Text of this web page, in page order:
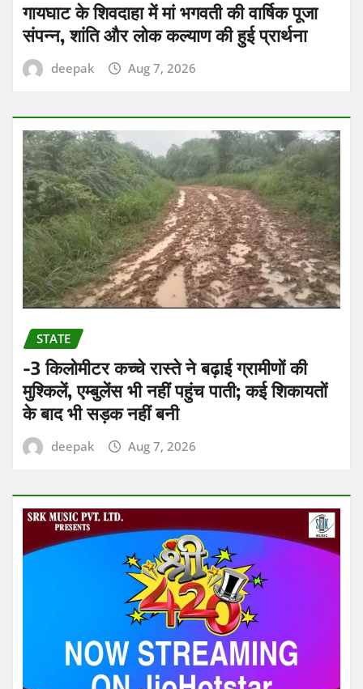
गायघाट के शिवदाहा में मां भगवती की वार्षिक पूजा
संपन्न, शांति और लोक कल्याण की हुई प्रार्थना
deepak Aug 7, 2026
STATE
-3 किलोमीटर कच्चे रास्ते ने बढ़ाई ग्रामीणों की
मुश्किलें, एम्बुलेंस भी नहीं पहुंच पाती; कई शिकायतों
के बाद भी सड़क नहीं बनी
deepak Aug 7, 2026